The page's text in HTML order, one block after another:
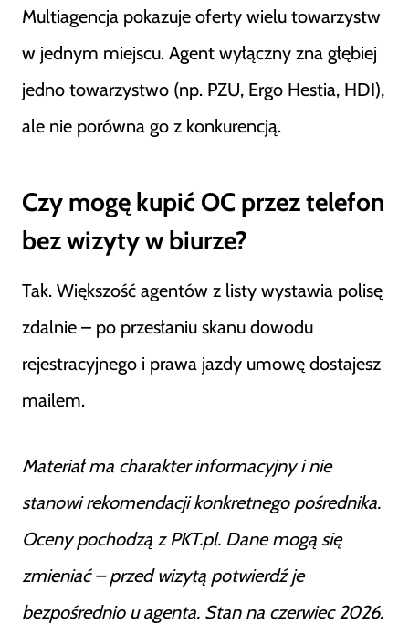
Multiagencja pokazuje oferty wielu towarzystw
w jednym miejscu. Agent wyłączny zna głębiej
jedno towarzystwo (np. PZU, Ergo Hestia, HDI),
ale nie porówna go z konkurencją.
Czy mogę kupić OC przez telefon
bez wizyty w biurze?
Tak. Większość agentów z listy wystawia polisę
zdalnie – po przesłaniu skanu dowodu
rejestracyjnego i prawa jazdy umowę dostajesz
mailem.
Materiał ma charakter informacyjny i nie
stanowi rekomendacji konkretnego pośrednika.
Oceny pochodzą z PKT.pl. Dane mogą się
zmieniać – przed wizytą potwierdź je
bezpośrednio u agenta. Stan na czerwiec 2026.